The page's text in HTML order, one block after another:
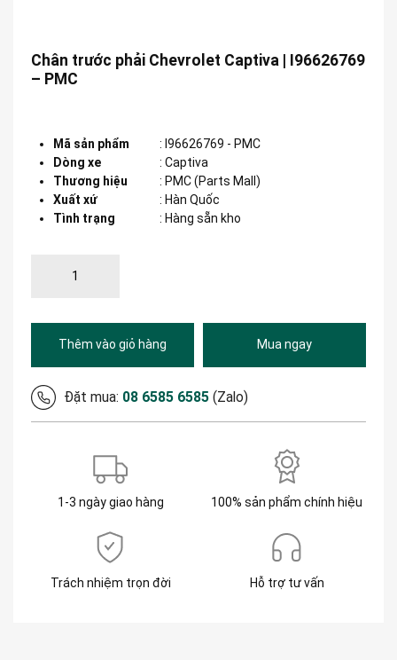
Chân trước phải Chevrolet Captiva | I96626769
– PMC
Mã sản phẩm : I96626769 - PMC
Dòng xe
: Captiva
Thương hiệu
: PMC (Parts Mall)
Xuất xứ
: Hàn Quốc
Tình trạng
: Hàng sẵn kho
Thêm vào giỏ hàng Mua ngay
Đặt mua: 08 6585 6585 (Zalo)
1-3 ngày giao hàng 100% sản phẩm chính hiệu
Trách nhiệm trọn đời Hỗ trợ tư vấn